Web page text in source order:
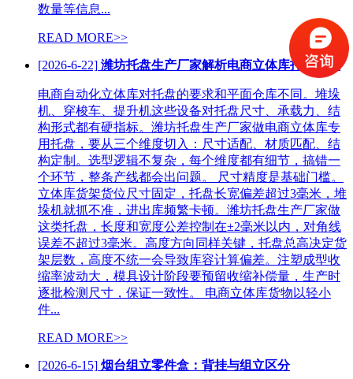
数量等信息...
READ MORE>>
[2026-6-22] 潍坊托盘生产厂家解析电商立体库托盘选型
电商自动化立体库对托盘的要求和平面仓库不同。堆垛
机、穿梭车、提升机这些设备对托盘尺寸、承载力、结
构形式都有硬指标。潍坊托盘生产厂家做电商立体库专
用托盘，要从三个维度切入：尺寸适配、材质匹配、结
构定制。选型逻辑不复杂，每个维度都有细节，搞错一
个环节，整条产线都会出问题。 尺寸精度是基础门槛。
立体库货架货位尺寸固定，托盘长宽偏差超过3毫米，堆
垛机就抓不准，进出库频繁卡顿。潍坊托盘生产厂家做
这类托盘，长度和宽度公差控制在±2毫米以内，对角线
误差不超过3毫米。高度方向同样关键，托盘总高决定货
架层数，高度不统一会导致库容计算偏差。注塑成型收
缩率波动大，模具设计阶段要预留收缩补偿量，生产时
逐批检测尺寸，保证一致性。 电商立体库货物以轻小
件...
READ MORE>>
[2026-6-15] 烟台组立零件盒：背挂与组立区分